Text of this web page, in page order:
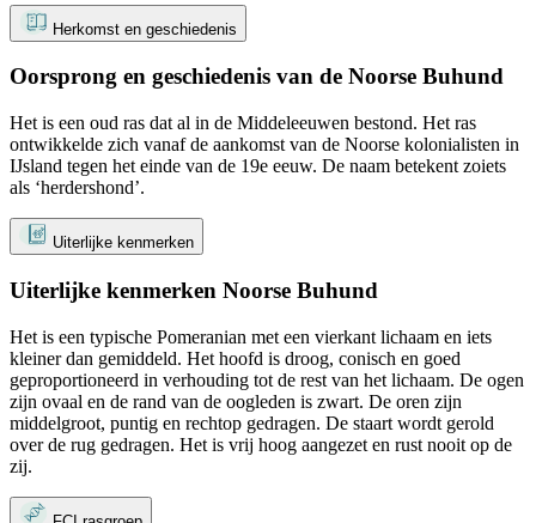
Herkomst en geschiedenis
Oorsprong en geschiedenis van de Noorse Buhund
Het is een oud ras dat al in de Middeleeuwen bestond. Het ras
ontwikkelde zich vanaf de aankomst van de Noorse kolonialisten in
IJsland tegen het einde van de 19e eeuw. De naam betekent zoiets
als ‘herdershond’.
Uiterlijke kenmerken
Uiterlijke kenmerken Noorse Buhund
Het is een typische Pomeranian met een vierkant lichaam en iets
kleiner dan gemiddeld. Het hoofd is droog, conisch en goed
geproportioneerd in verhouding tot de rest van het lichaam. De ogen
zijn ovaal en de rand van de oogleden is zwart. De oren zijn
middelgroot, puntig en rechtop gedragen. De staart wordt gerold
over de rug gedragen. Het is vrij hoog aangezet en rust nooit op de
zij.